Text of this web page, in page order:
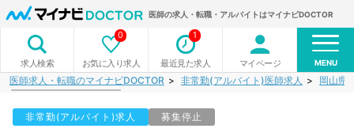
医師の求人・転職・アルバイトはマイナビDOCTOR
求人検索 お気に入り求人
0
最近見た求人
1
マイページ MENU
医師求人・転職のマイナビDOCTOR 非常勤(アルバイト)医師求人 岡山県
非常勤(アルバイト)求人 募集停止